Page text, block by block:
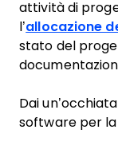
attività di
l’allocazione
stato del
Dai
software per